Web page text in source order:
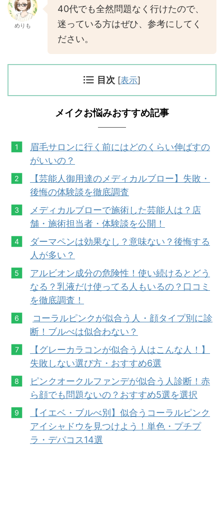
めりも
40代でも全然問題なく行けたので、
迷っている方はぜひ、参考にしてく
ださい。
目次 [表示]
メイクお悩みおすすめ記事
眉毛サロンに行く前にはどのくらい伸ばすの
がいいの？
【芸能人御用達のメディカルブロー】失敗・
後悔の体験談を徹底調査
メディカルブローで施術した芸能人は？店
舗・施術担当者・体験談を公開！
ダーマペンは効果なし？意味ない？後悔する
人が多い？
アルビオン成分の危険性！使い続けるとどう
なる？乳液だけ使ってる人もいるの？口コミ
を徹底調査！
コーラルピンクが似合う人・顔タイプ別に診
断！ブルべは似合わない？
【グレーカラコンが似合う人はこんな人！】
失敗しない選び方・おすすめ6選
ピンクオークルファンデが似合う人診断！赤
ら顔でも問題ないの？おすすめ5選を選択
【イエベ・ブルべ別】似合うコーラルピンク
アイシャドウを見つけよう！単色 ・ プチプ
ラ・デパコス14選